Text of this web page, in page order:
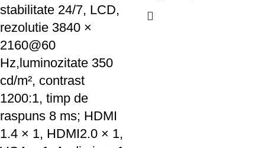
stabilitate 24/7, LCD,
rezolutie 3840 ×
2160@60
Hz,luminozitate 350
cd/m², contrast
1200:1, timp de
raspuns 8 ms; HDMI
1.4 × 1, HDMI2.0 × 1,